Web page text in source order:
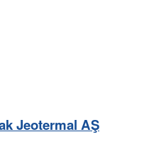
Jeotermal AŞ